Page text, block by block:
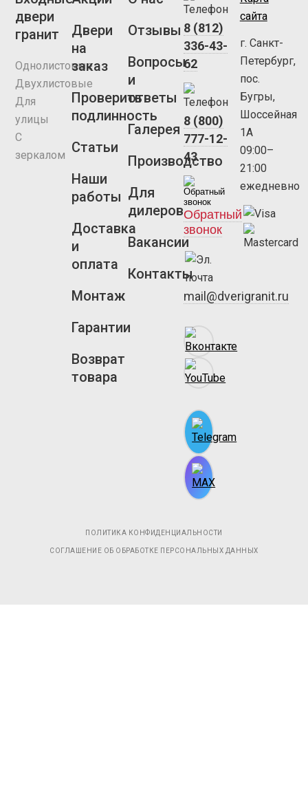
двери
гранит
Однолистовые
Двухлистовые
Для
улицы
С
зеркалом
Двери
на
заказ
Проверить
подлинность
Статьи
Наши
работы
Доставка
и
оплата
Монтаж
Гарантии
Возврат
товара
Отзывы
Вопросы
и
ответы
Галерея
Производство
Для
дилеров
Вакансии
Контакты
8 (812)
336-43-
62
8 (800)
777-12-
43
Обратный
звонок
mail@dverigranit.ru
сайта
г. Санкт-
Петербург,
пос.
Бугры,
Шоссейная
1А
09:00–
21:00
ежедневно
ПОЛИТИКА КОНФИДЕНЦИАЛЬНОСТИ
СОГЛАШЕНИЕ ОБ ОБРАБОТКЕ ПЕРСОНАЛЬНЫХ ДАННЫХ